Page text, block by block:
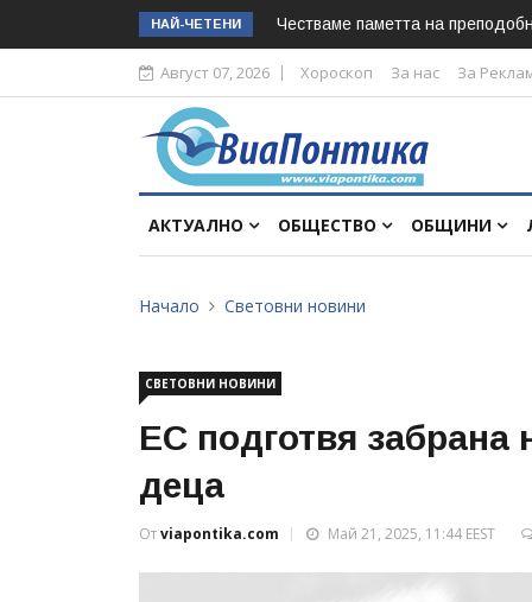
НАЙ-ЧЕТЕНИ Честваме паметта на
Август 07, 2026 Хороскоп За нас За
АКТУАЛНО ОБЩЕСТВО ОБЩИНИ
Начало Световни новини
СВЕТОВНИ НОВИНИ
ЕС подготвя забрана
деца
Отviapontika.com Май 21, 2025, 11:44 EEST